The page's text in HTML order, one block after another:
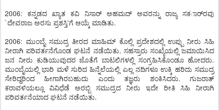
2006: ಕನ್ನಡದ ಖ್ಯಾತ ಕವಿ ನಿಸಾರ್ ಅಹಮದ್ ಅವರನ್ನು ರಾಜ್ಯ ಸಕರ್ಾರವು
`ದೇವರಾಜ ಅರಸು ಪ್ರಶಸ್ತಿ'ಗೆ ಆಯ್ಕೆ ಮಾಡಿತು.
2006: ಮುಂಬೈ ಸಮುದ್ರ ತೀರದ ಮಾಹಿಮ್ ಕೊಲ್ಲಿ ಪ್ರದೇಶದಲ್ಲಿ ಉಪ್ಪು ನೀರು ಸಿಹಿ
ನೀರಾಗಿ ಪರಿವರ್ತನೆಗೊಂಡ ಘಟನೆ ನಡೆಯಿತು. ಸಹಸ್ರಾರು ಸಂಖ್ಯೆಯಲ್ಲಿ ಜಮಾಯಿಸಿದ
ಜನ ನೀರು ಕುಡಿಯುವುದರ ಜೊತೆಗೆ ಬಾಟಲಿಗಳಲ್ಲಿ ಸಂಗ್ರಹಿಸಿಕೊಂಡೂ ಹೋದರು.
ಮುಂಬೈಯಲ್ಲಿ ಭಾರಿ ಮಳೆ ಸುರಿದ ಹಿನ್ನೆಲೆಯಲ್ಲಿ ಎಲ್ಲ ನದಿಗಳೂ ಉಕ್ಕಿ ಹರಿದು ಸಮುದ್ರ
ಸೇರಿದ್ದರಿಂದ ಹೀಗಾಗಿರಬಹುದು ಎಂದು ತಜ್ಞರು ಶಂಕಿಸಿದರು. ಗುಜರಾತ್
ಕರಾವಳಿಯಲ್ಲೂ ವಿವಿಧೆಡೆ ಅರಬ್ಬಿ ಸಮುದ್ರದ ನೀರು ಇದೇ ರೀತಿ ಸಿಹಿ ನೀರಾಗಿ
ಪರಿವರ್ತನೆಯಾದ ಘಟನೆ ನಡೆಯಿತು.